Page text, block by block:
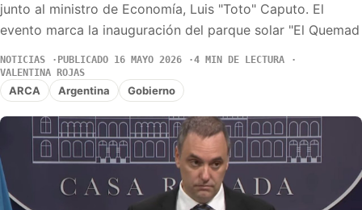
junto al ministro de Economía, Luis "Toto" Caputo. El
evento marca la inauguración del parque solar "El Quemad
NOTICIAS PUBLICADO 16 MAYO 2026
4 MIN DE LECTURA
VALENTINA ROJAS
ARCA Argentina Gobierno